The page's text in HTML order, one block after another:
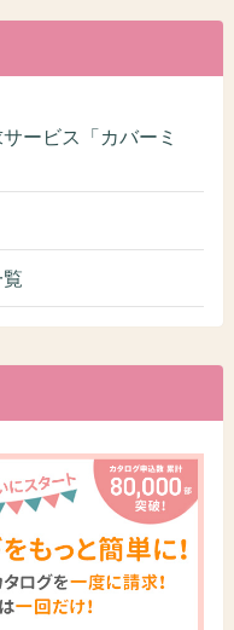
ービス「カバーミ